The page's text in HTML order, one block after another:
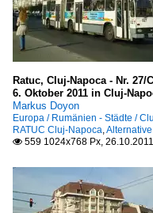
Ratuc, Cluj-Napoca - Nr.
6. Oktober 2011 in Cluj-
Markus Doyon
Europa / Rumänien - Städte /
RATUC Cluj-Napoca,
 559 1024x768 Px, 26.10.2011